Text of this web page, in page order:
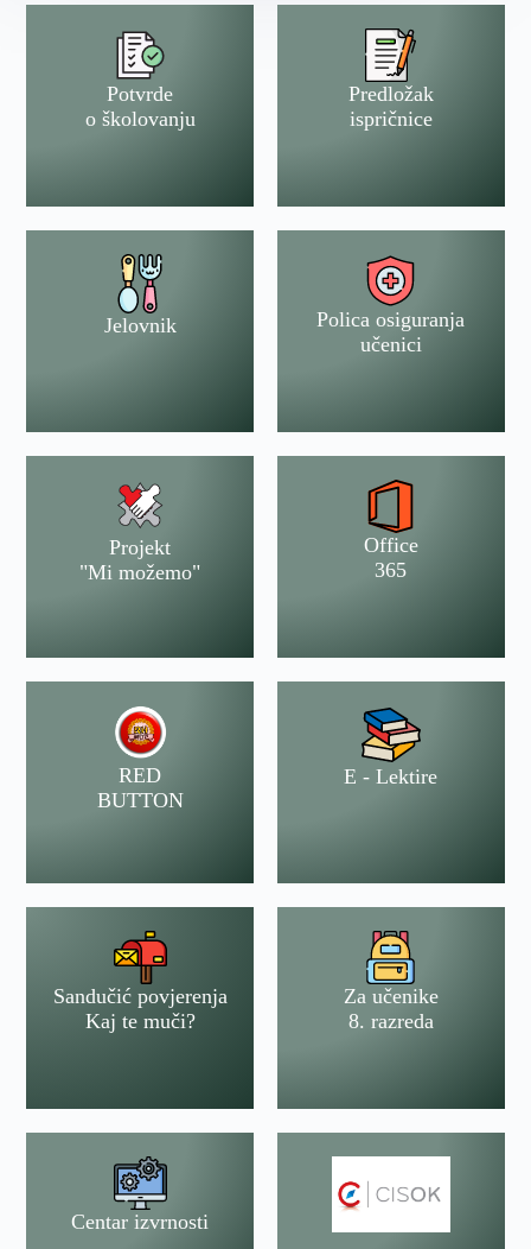
Potvrde
o školovanju
Predložak
ispričnice
Jelovnik
Polica osiguranja
učenici
Projekt
"Mi možemo"
Office
365
RED
BUTTON
E - Lektire
Sandučić povjerenja
Kaj te muči?
Za učenike
8. razreda
Centar izvrnosti